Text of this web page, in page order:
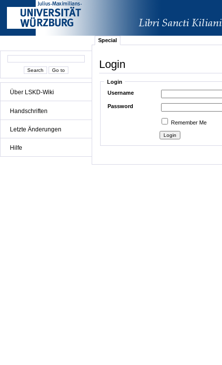
Über LSKD-Wiki
Handschriften
Letzte Änderungen
Hilfe
Special
Login
Login
Username
Password
Remember Me